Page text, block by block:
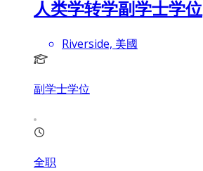
人类学转学副学士学位
Riverside, 美國
副学士学位
全职